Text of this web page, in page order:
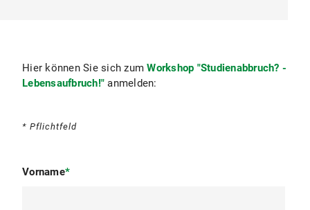
Hier können Sie sich zumWorkshop "Studienabbruch? -
Lebensaufbruch!" anmelden:
* Pflichtfeld
Vorname*